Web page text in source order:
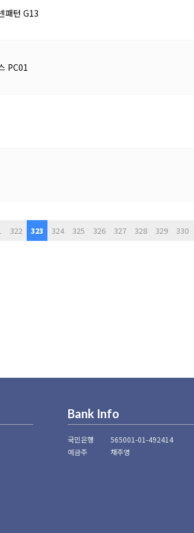
패턴 G13
PC01
322 323 324 325 326 327 328 329 330
Bank Info
국민은행
565001-01-492414
예금주
채주영